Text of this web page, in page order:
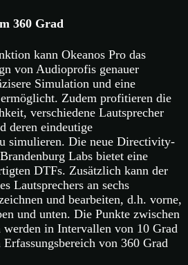
360 Grad
kann Okeanos Pro das
von Audioprofis genauer
Simulation und eine
Zudem profitieren die
verschiedene Lautsprecher
deren eindeutige
simulieren. Die neue Directivity-
Labs bietet eine
DTFs. Zusätzlich kann der
Lautsprechers an sechs
und bearbeiten, d.h. vorne,
und unten. Die Punkte zwischen
in Intervallen von 10 Grad
von 360 Grad